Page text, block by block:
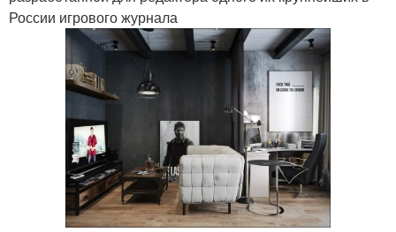
России игрового журнала